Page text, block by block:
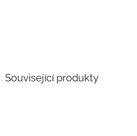
Související produkty